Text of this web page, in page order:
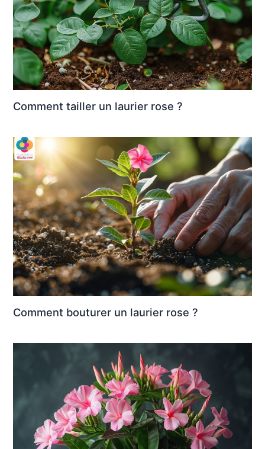
Comment tailler un laurier rose ?
Comment bouturer un laurier rose ?